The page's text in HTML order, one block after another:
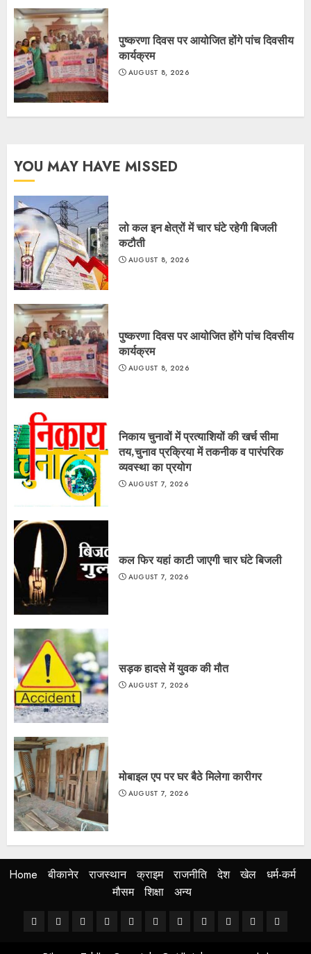
पुष्करणा दिवस पर आयोजित होंगे पांच दिवसीय
कार्यक्रम
AUGUST 8, 2026
YOU MAY HAVE MISSED
लो कल इन क्षेत्रों में चार घंटे रहेगी बिजली
कटौती
AUGUST 8, 2026
पुष्करणा दिवस पर आयोजित होंगे पांच दिवसीय
कार्यक्रम
AUGUST 8, 2026
निकाय चुनावों में प्रत्याशियों की खर्च सीमा
तय,चुनाव प्रक्रिया में तकनीक व पारंपरिक
व्यवस्था का प्रयोग
AUGUST 7, 2026
कल फिर यहां काटी जाएगी चार घंटे बिजली
AUGUST 7, 2026
सड़क हादसे में युवक की मौत
AUGUST 7, 2026
मोबाइल एप पर घर बैठे मिलेगा कारीगर
AUGUST 7, 2026
Home बीकानेर राजस्थान क्राइम राजनीति देश खेल
धर्म-कर्म
मौसम
शिक्षा अन्य
Homeबीकानेरराजस्थानक्राइमराजनीतिदेश खेल
धर्म-
मौसम शिक्षा अन्य